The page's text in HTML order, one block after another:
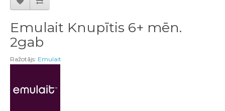
Emulait Knupītis 6+ mēn.
2gab
Ražotājs: Emulait